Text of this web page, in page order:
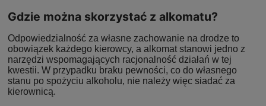
Gdzie można skorzystać z alkomatu?
Odpowiedzialność za własne zachowanie na drodze to
obowiązek każdego kierowcy, a alkomat stanowi jedno z
narzędzi wspomagających racjonalność działań w tej
kwestii. W przypadku braku pewności, co do własnego
stanu po spożyciu alkoholu, nie należy więc siadać za
kierownicą.